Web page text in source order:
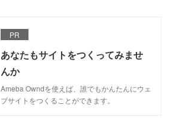
PR
あなたもサイトをつくってみませ
んか
Ameba Owndを使えば、誰でもかんたんにウェ
ブサイトをつくることができます。